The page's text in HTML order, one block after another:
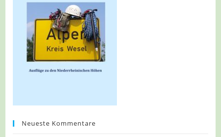
Neueste Kommentare